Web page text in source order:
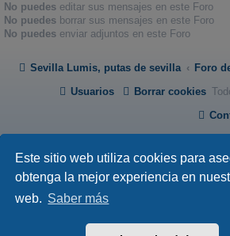
Este sitio web utiliza cookies para
obtenga la mejor experiencia en
web. Saber más
No puedes editar sus mensajes en este Foro
No puedes borrar sus mensajes en este Foro
No puedes enviar adjuntos en este Foro
Sevilla Lumis, putas de sevilla
Foro
Borrar cookies
Usuarios
Desarrollado por
® Forum